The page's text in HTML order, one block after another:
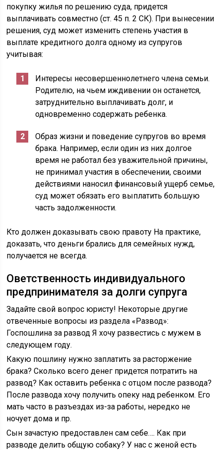
покупку жилья по решению суда, придется
выплачивать совместно (ст. 45 п. 2 СК). При вынесении
решения, суд может изменить степень участия в
выплате кредитного долга одному из супругов
учитывая:
Интересы несовершеннолетнего члена семьи.
Родителю, на чьем иждивении он останется,
затруднительно выплачивать долг, и
одновременно содержать ребенка.
Образ жизни и поведение супругов во время
брака. Например, если один из них долгое
время не работал без уважительной причины,
не принимал участия в обеспечении, своими
действиями наносил финансовый ущерб семье,
суд может обязать его выплатить большую
часть задолженности.
Кто должен доказывать свою правоту На практике,
доказать, что деньги брались для семейных нужд,
получается не всегда.
Оветственность индивидуального
предпринимателя за долги супруга
Задайте свой вопрос юристу! Некоторые другие
отвеченные вопросы из раздела «Развод»:
Госпошлина за развод Я хочу развестись с мужем в
следующем году.
Какую пошлину нужно заплатить за расторжение
брака? Сколько всего денег придется потратить на
развод? Как оставить ребенка с отцом после развода?
После развода хочу получить опеку над ребенком. Его
мать часто в разъездах из-за работы, нередко не
ночует дома и пр.
Сын зачастую предоставлен сам себе…. Как при
разводе делить общую собаку? У нас с женой есть